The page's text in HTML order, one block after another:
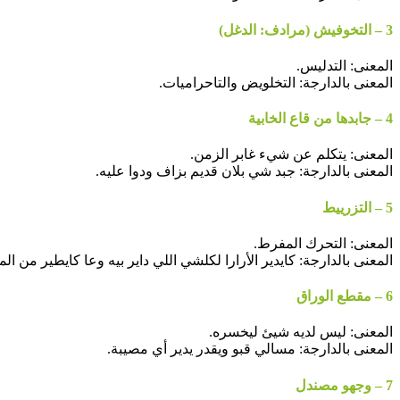
3 – التخوفيش (مرادف: الدغل)
المعنى: التدليس.
المعنى بالدارجة: التخلويض والتاحراميات.
4 – جابدها من قاع الخابية
المعنى: يتكلم عن شيء غابر الزمن.
المعنى بالدارجة: جبد شي بلان قديم بزاف ودوا عليه.
5 – التزرييط
المعنى: التحرك المفرط.
المعنى بالدارجة: كايدير الأرارا لكلشي اللي داير بيه وعا كايطير من
6 – مقطع الوراق
المعنى: ليس لديه شيئ ليخسره.
المعنى بالدارجة: مسالي قبو ويقدر يدير أي مصيبة.
7 – وجهو مصندل